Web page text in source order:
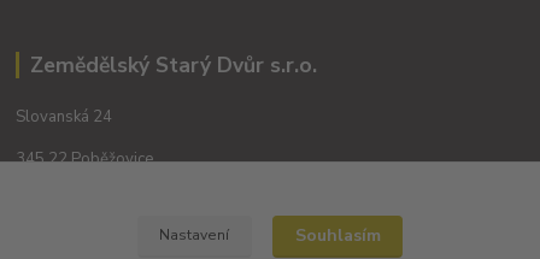
Zemědělský Starý Dvůr s.r.o.
Slovanská 24
345 22 Poběžovice
Nastavení Souhlasím